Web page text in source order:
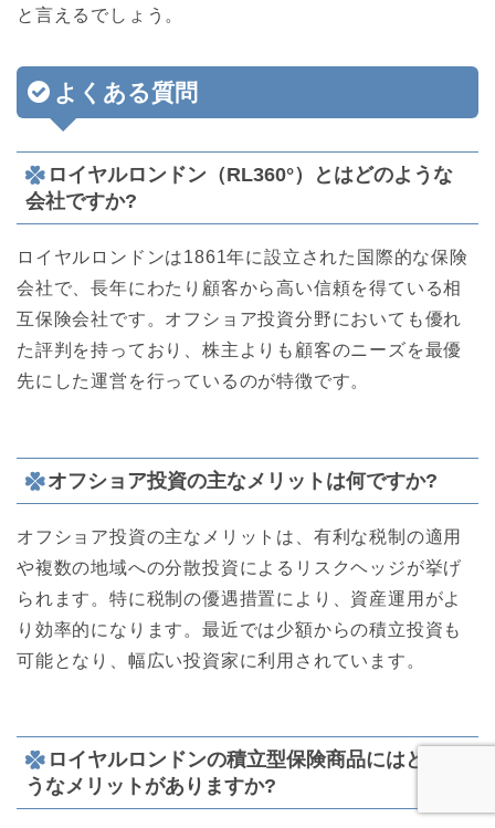
と言えるでしょう。
よくある質問
ロイヤルロンドン（RL360°）とはどのような
会社ですか?
ロイヤルロンドンは1861年に設立された国際的な保険
会社で、長年にわたり顧客から高い信頼を得ている相
互保険会社です。オフショア投資分野においても優れ
た評判を持っており、株主よりも顧客のニーズを最優
先にした運営を行っているのが特徴です。
オフショア投資の主なメリットは何ですか?
オフショア投資の主なメリットは、有利な税制の適用
や複数の地域への分散投資によるリスクヘッジが挙げ
られます。特に税制の優遇措置により、資産運用がよ
り効率的になります。最近では少額からの積立投資も
可能となり、幅広い投資家に利用されています。
ロイヤルロンドンの積立型保険商品にはどのよ
うなメリットがありますか?